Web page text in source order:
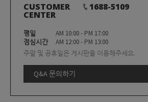
CUSTOMER
CENTER
1688-5109
평일
AM 10:00 - PM 17:00
점심시간
AM 12:00 - PM 13:00
주말 및 공휴일은 게시판을 이용해주세요.
Q&A 문의하기